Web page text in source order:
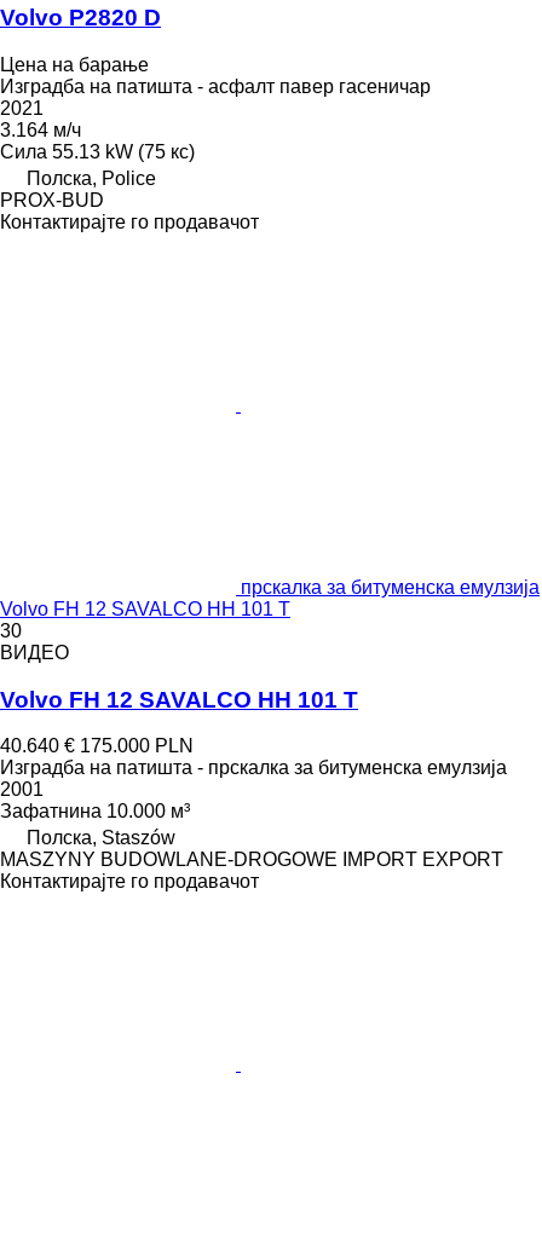
Volvo P2820 D
Цена на барање
Изградба на патишта - асфалт павер гасеничар
2021
3.164 м/ч
Сила 55.13 kW (75 кс)
Полска, Police
PROX-BUD
Контактирајте го продавачот
прскалка за битуменска емулзија
Volvo FH 12 SAVALCO HH 101 T
30
ВИДЕО
Volvo FH 12 SAVALCO HH 101 T
40.640 € 175.000 PLN
Изградба на патишта - прскалка за битуменска емулзија
2001
Зафатнина 10.000 м³
Полска, Staszów
MASZYNY BUDOWLANE-DROGOWE IMPORT EXPORT
Контактирајте го продавачот